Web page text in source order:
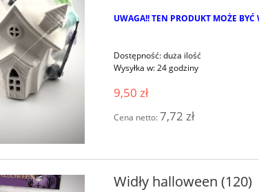
UWAGA!! TEN PRODUKT MOŻE
Dostępność:duża ilość
Wysyłka w:24 godziny
9,50 zł
Cena netto:7,72 zł
Widły halloween (120)